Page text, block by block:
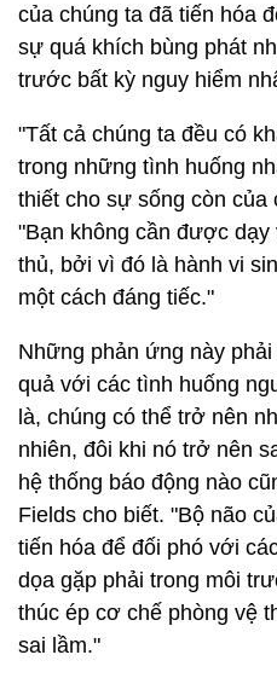
của chúng ta đã tiến hóa
sự quá khích bùng phát
trước bất kỳ nguy hiểm
"Tất cả chúng ta đều có
trong những tình huống
thiết cho sự sống còn của
"Bạn không cần được dạy
thủ, bởi vì đó là hành vi
một cách đáng tiếc."
Những phản ứng này
quả với các tình huống
là, chúng có thể trở nên
nhiên, đôi khi nó trở nên
hệ thống báo động nào
Fields cho biết. "Bộ não
tiến hóa để đối phó với
dọa gặp phải trong môi
thúc ép cơ chế phòng vệ
sai lầm."